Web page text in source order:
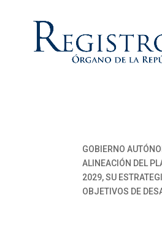
GOBIERNO
ALINEACIÓN DEL
2029, SU
OBJETIVOS DE